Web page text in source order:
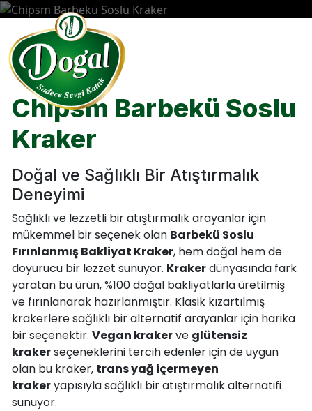
Chipsm Barbekü Soslu
Kraker
Doğal ve Sağlıklı Bir Atıştırmalık
Deneyimi
Sağlıklı ve lezzetli bir atıştırmalık arayanlar için
mükemmel bir seçenek olan Barbekü Soslu
Fırınlanmış Bakliyat Kraker, hem doğal hem de
doyurucu bir lezzet sunuyor. Krakerdünyasında fark
yaratan bu ürün, %100 doğal bakliyatlarla üretilmiş
ve fırınlanarak hazırlanmıştır. Klasik kızartılmış
krakerlere sağlıklı bir alternatif arayanlar için harika
bir seçenektir. Vegan krakerve glütensiz
krakerseçeneklerini tercih edenler için de uygun
olan bu kraker, trans yağ içermeyen
krakeryapısıyla sağlıklı bir atıştırmalık alternatifi
sunuyor.
Doğal Agro Gıda
Misyon ve Vizyon
Ürün Katalogları
Yönetim Kurulu Başkanı Mesajı
Doğal Agro Gıda Bakliyat
CHIPSM